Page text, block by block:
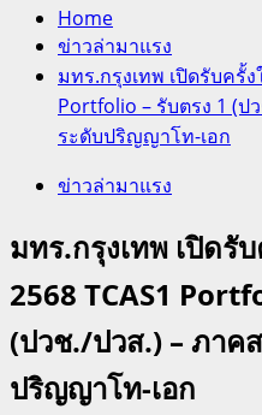
Home
ข่าวล่ามาแรง
มทร.กรุงเทพ เปิดรับครั้
Portfolio – รับตรง 1 (
ระดับปริญญาโท-เอก
ข่าวล่ามาแรง
มทร.กรุงเทพ เปิดรั
2568 TCAS1
(ปวช./ปวส.) – ภาค
ปริญญาโท-เอก